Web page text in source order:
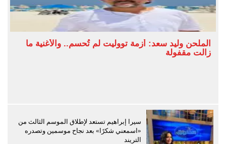
الملحن وليد سعد: أزمة تووليت لم تُحسم.. والأغنية ما
زالت مقفولة
سيرا إبراهيم تستعد لإطلاق الموسم الثالث من
«اسمعني شكرًا» بعد نجاح موسمين وتصدره
التريند